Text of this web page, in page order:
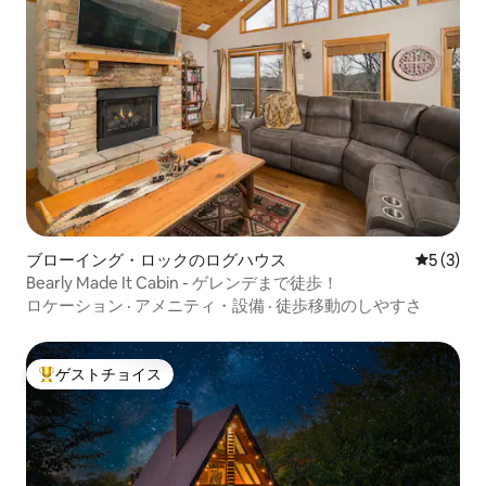
ブローイング・ロックのログハウス レビュー
5 (3)
Bearly Made It Cabin - ゲレンデまで徒歩！
ロケーション · アメニティ・設備 · 徒歩移動のしやすさ
大好評のゲストチョイスです。
ゲストチョイス